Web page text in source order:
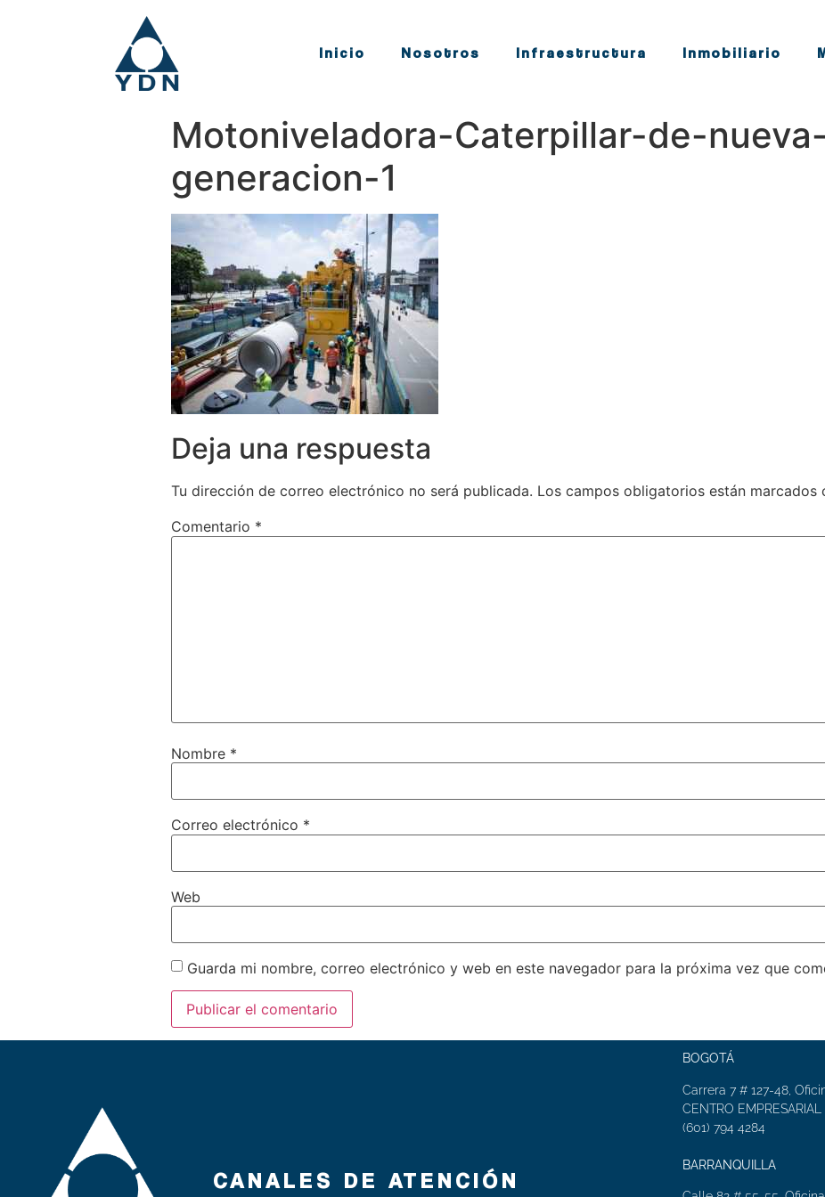
Inicio Nosotros Infraestructura Inmobiliario
Motoniveladora-Caterpillar-de-nueva-
generacion-1
Deja una respuesta
Tu dirección de correo electrónico no será publicada. Los campos obligatorios están marcados
Comentario *
Nombre *
Correo electrónico *
Web
Guarda mi nombre, correo electrónico y web en este navegador para la próxima vez que
CANALES DE ATENCIÓN
BOGOTÁ
Carrera 7 # 127-48,
CENTRO EMPRESARIAL
(601) 794 4284
BARRANQUILLA